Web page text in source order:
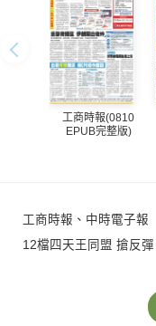
工商時報(0810
EPUB完整版)
工商時報、中時電子報
12檔四天王同盟 搶反彈